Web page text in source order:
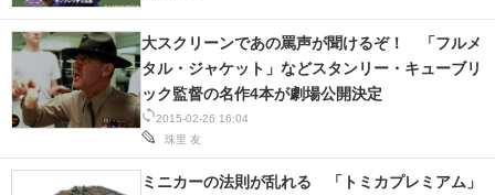
2015-02-26 16:04
珠里 友
大スクリーンであの罵声が聞けるぞ！ 「フルメ
タル・ジャケット」などスタンリー・キューブリ
ック監督の名作4本が劇場公開決定
ミニカーの法則が乱れる 「トミカプレミアム」